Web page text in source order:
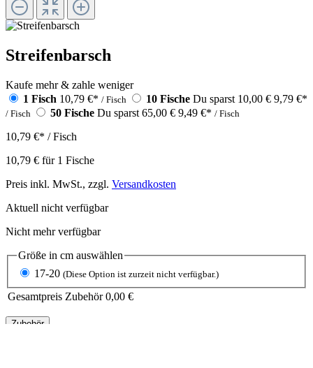
Streifenbarsch
Kaufe mehr & zahle weniger
1 Fisch 10,79 €* / Fisch 10 Fische Du sparst 10,00 € 9,79 €*
/ Fisch 50 Fische Du sparst 65,00 € 9,49 €* / Fisch
10,79 €* / Fisch
10,79 € für 1 Fische
Preis inkl. MwSt., zzgl. Versandkosten
Aktuell nicht verfügbar
Nicht mehr verfügbar
Größe in cm auswählen
17-20 (Diese Option ist zurzeit nicht verfügbar.)
Gesamtpreis Zubehör 0,00 €
Zubehör